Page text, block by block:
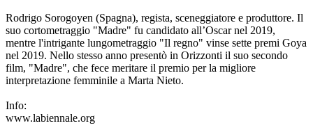
Rodrigo Sorogoyen (Spagna), regista, sceneggiatore e produttore. Il
suo cortometraggio "Madre" fu candidato all’Oscar nel 2019,
mentre l'intrigante lungometraggio "Il regno" vinse sette premi Goya
nel 2019. Nello stesso anno presentò in Orizzonti il suo secondo
film, "Madre", che fece meritare il premio per la migliore
interpretazione femminile a Marta Nieto.
Info:
www.labiennale.org